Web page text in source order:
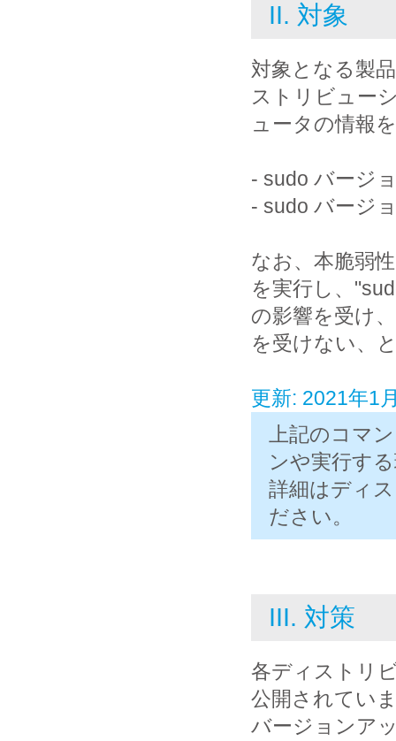
II. 対象
対象となる製
ストリビュー
ュータの情報
- sudo バージ
- sudo バージ
なお、本脆弱
を実行し、
の影響を受け
を受けない、
更新: 2021年1
上記のコマ
ンや実行す
詳細はディ
ださい。
III. 対策
各ディストリ
公開されてい
バージョンア